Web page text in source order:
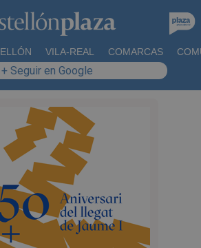
VILA-REAL COMARCAS
+ Seguir en Google